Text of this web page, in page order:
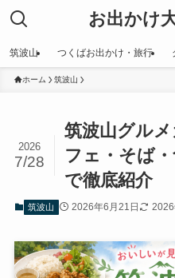
お出かけ
筑波山 つくばお出かけ・旅行
ホーム 筑波山
筑波山グル
フェ・そば
で徹底紹介
2026
7/28
筑波山 2026年6月21日 2026